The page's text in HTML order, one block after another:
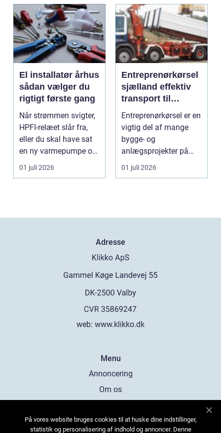
El installatør århus
sådan vælger du
rigtigt første gang
Når strømmen svigter,
HPFI-relæet slår fra,
eller du skal have sat
en ny varmepumpe op,
er en profes...
01 juli 2026
Entreprenørkørsel
sjælland effektiv
transport til
bygge- og
anlægsopgaver
Entreprenørkørsel er en
vigtig del af mange
bygge- og
anlægsprojekter på
Sjælland. Når jord skal
fly...
01 juli 2026
Adresse
web: www.klikko.dk
Menu
Annoncering
Om os
Kontakt os
På vores website bruges cookies til at huske dine indstillinger,
statistik og personalisering af indhold og annoncer. Denne